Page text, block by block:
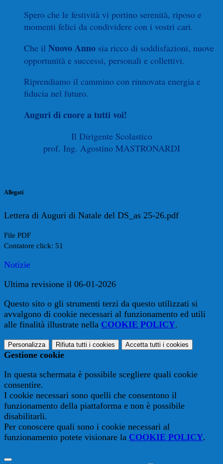
Spero che le festività vi portino serenità, riposo e
momenti felici da condividere con i vostri cari.
Che il Nuovo Anno sia ricco di soddisfazioni, nuove
opportunità e successi, personali e collettivi.
Riprendiamo il cammino con rinnovata energia e
fiducia nel futuro.
Auguri di cuore a tutti voi!
Il Dirigente Scolastico
prof. Ing. Agostino MASTRONARDI
Allegati
Lettera di Auguri di Natale del DS_as 25-26.pdf
File PDF
Contatore click: 51
Notizie
Ultima revisione il 06-01-2026
Questo sito o gli strumenti terzi da questo utilizzati si
avvalgono di cookie necessari al funzionamento ed utili
alle finalità illustrate nella COOKIE POLICY.
Personalizza Rifiuta tutti i cookies Accetta tutti i cookies
Gestione cookie
In questa schermata è possibile scegliere quali cookie
consentire.
I cookie necessari sono quelli che consentono il
funzionamento della piattaforma e non è possibile
disabilitarli.
Per conoscere quali sono i cookie necessari al
funzionamento potete visionare la COOKIE POLICY.